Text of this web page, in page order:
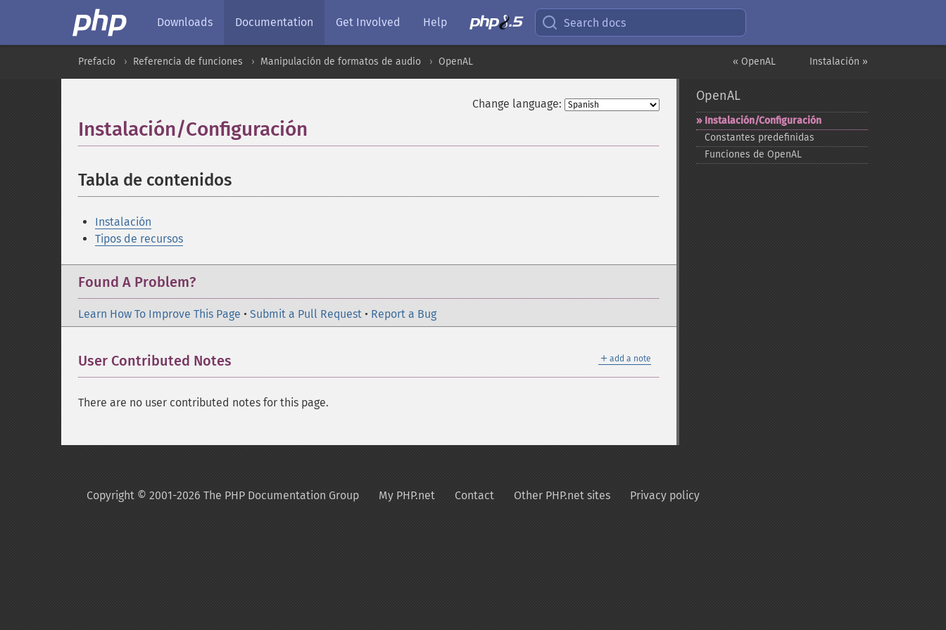
Downloads Documentation Get Involved Help Search docs
Instalación »
« OpenAL
Prefacio Referencia de funciones Manipulación de formatos de audio OpenAL
Change language:
Instalación/Configuración
Tabla de contenidos
Instalación
Tipos de recursos
Found A Problem?
Learn How To Improve This Page • Submit a Pull Request • Report a Bug
＋ add a note
User Contributed Notes
There are no user contributed notes for this page.
OpenAL
Instalación/Configuración
Constantes predefinidas
Funciones de OpenAL
Copyright © 2001-2026 The PHP Documentation Group My PHP.net Contact Other PHP.net sites Privacy policy